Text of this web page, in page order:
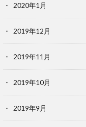
2020年1月
2019年12月
2019年11月
2019年10月
2019年9月